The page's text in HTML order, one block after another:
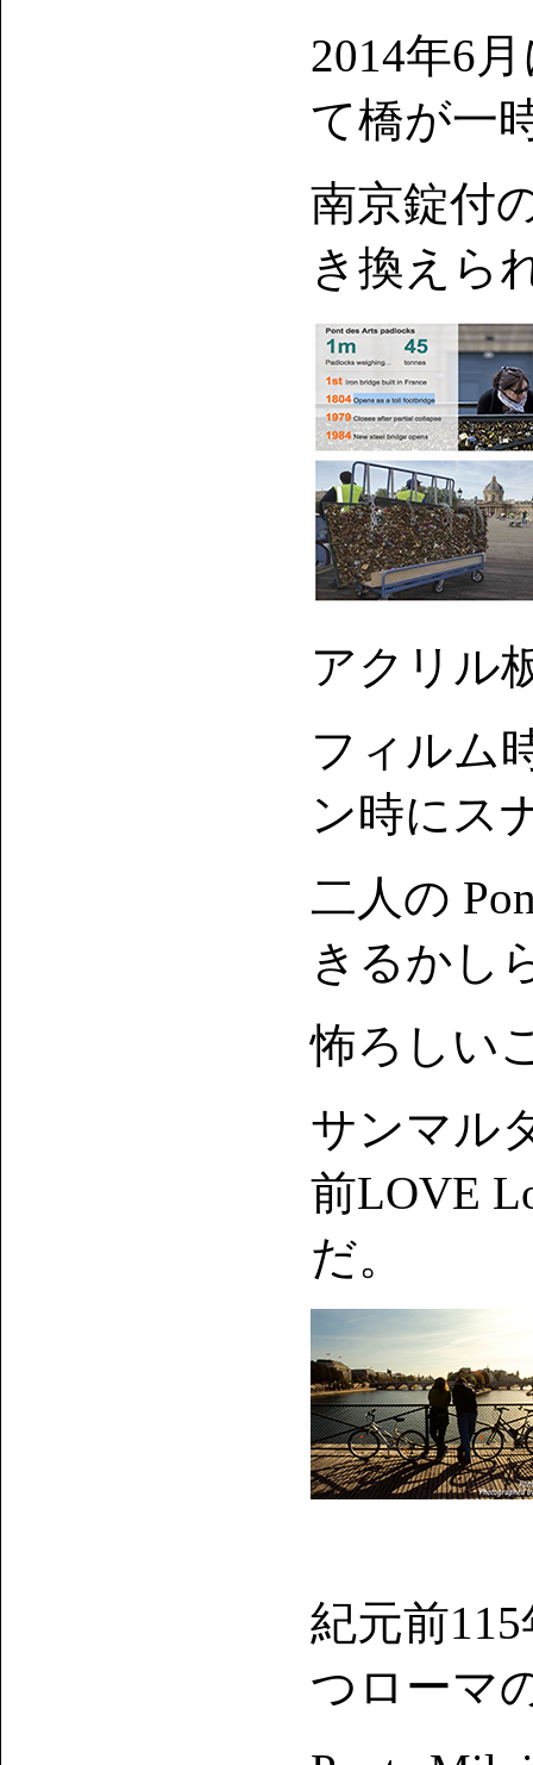
2014年6
て橋が一
南京錠付
き換えら
アクリル
フィルム
ン時にス
二人の
きるか
怖ろしい
サンマル
前LOVE
だ。
紀元前
つローマ